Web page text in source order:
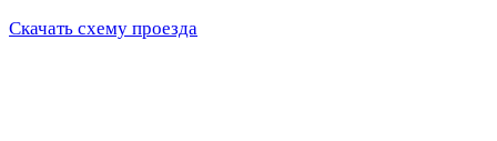
Скачать схему проезда